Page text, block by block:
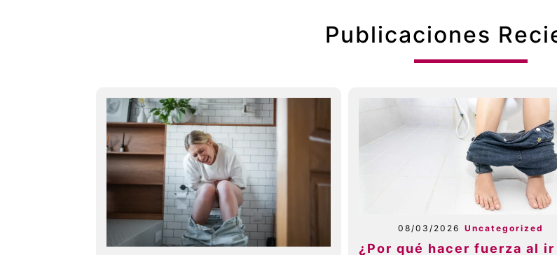
Publicaciones
08/03/2026 Uncategorized
¿Por qué hacer fuerza al ir